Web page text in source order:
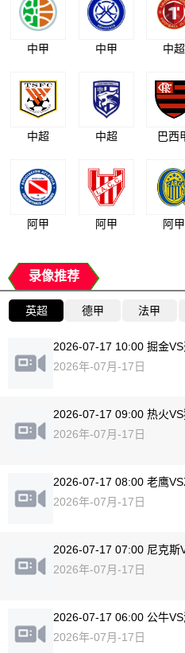
中甲 中甲 中超
中超 中超 巴西
阿甲 阿甲 阿甲
录像推荐
英超 德甲 法甲
2026-07-17 10:00 掘金
2026年-07月-17日
2026-07-17 09:00 热火
2026年-07月-17日
2026-07-17 08:00 老鹰
2026年-07月-17日
2026-07-17 07:00 尼克斯
2026年-07月-17日
2026-07-17 06:00 公牛VS
2026年-07月-17日